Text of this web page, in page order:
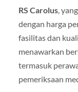
RS Carolus,
dengan harga
fasilitas dan
menawarkan
termasuk
pemeriksaan